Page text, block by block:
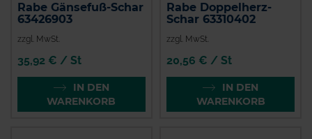
Rabe Gänsefuß-Schar
63426903
zzgl. MwSt.
35,92 € / St
IN DEN
WARENKORB
Rabe Doppelherz-
Schar 63310402
zzgl. MwSt.
20,56 € / St
IN DEN
WARENKORB